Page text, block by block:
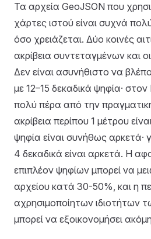
Τα αρχεία GeoJSON που
χάρτες ιστού είναι συχνά
όσο χρειάζεται. Δύο κοινές
ακρίβεια συντεταγμένων και
Δεν είναι ασυνήθιστο να
με 12–15 δεκαδικά ψηφία· στον
πολύ πέρα από την
ακρίβεια περίπου 1 μέτρου
ψηφία είναι συνήθως αρκετά·
4 δεκαδικά είναι αρκετά. Η
επιπλέον ψηφίων μπορεί να
αρχείου κατά 30-50%, και η
αχρησιμοποίητων ιδιοτήτων
μπορεί να εξοικονομήσει